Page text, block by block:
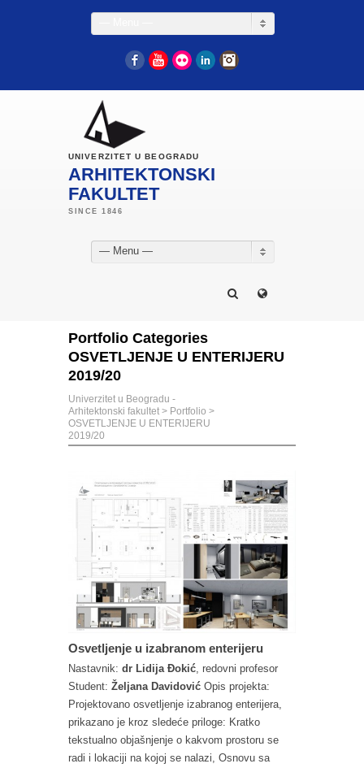
FacebookYouTube
Flickr LinkedIn
UNIVERZITET U BEOGRADU
ARHITEKTONSKI
FAKULTET
— Menu —
Portfolio Categories
OSVETLJENJE U ENTERIJERU
2019/20
Univerzitet u Beogradu -
Arhitektonski fakultet > Portfolio >
OSVETLJENJE U ENTERIJERU
2019/20
Osvetljenje u izabranom enterijeru
Nastavnik: dr Lidija Đokić , redovni profesor
Student: Željana Davidović Opis projekta:
Projektovano osvetljenje izabranog enterijera,
prikazano je kroz sledeće priloge: Kratko
tekstualno objašnjenje o kakvom prostoru se
radi i lokaciji na kojoj se nalazi, Osnovu sa